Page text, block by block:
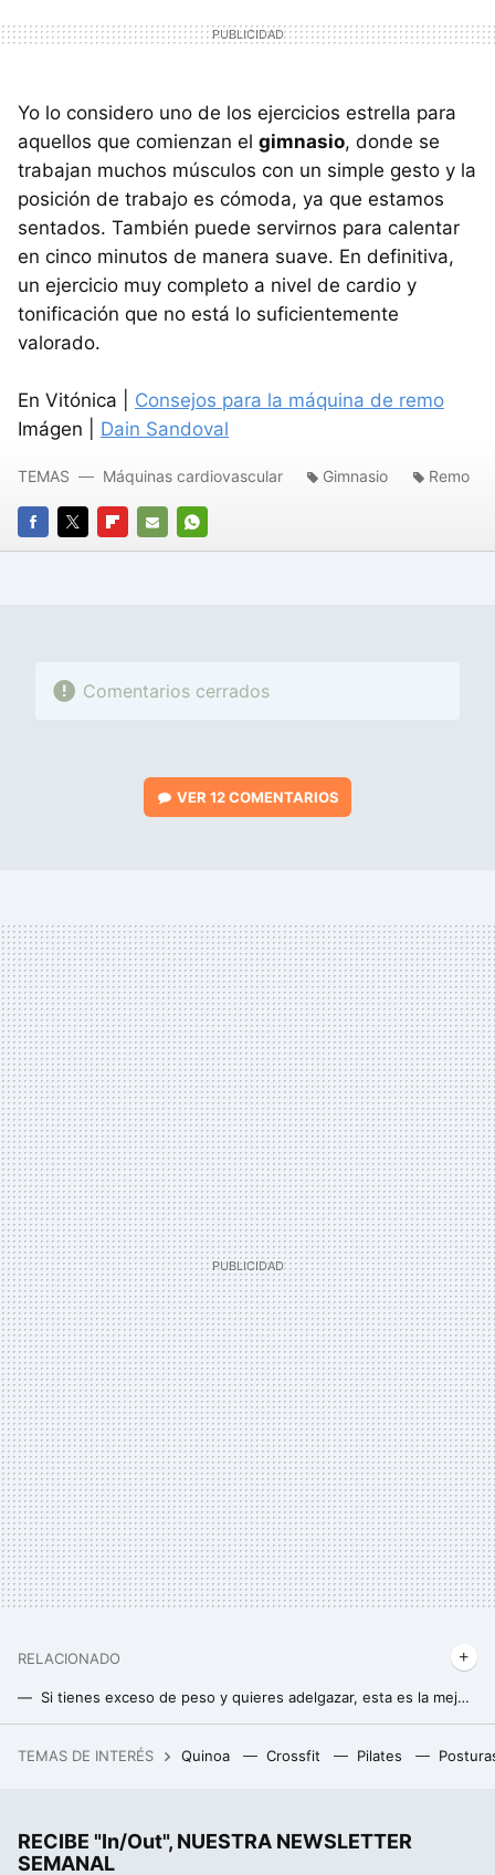
Yo lo considero uno de los ejercicios estrella para
aquellos que comienzan el gimnasio, donde se
trabajan muchos músculos con un simple gesto y la
posición de trabajo es cómoda, ya que estamos
sentados. También puede servirnos para calentar
en cinco minutos de manera suave. En definitiva,
un ejercicio muy completo a nivel de cardio y
tonificación que no está lo suficientemente
valorado.
En Vitónica | Consejos para la máquina de remo
Imágen | Dain Sandoval
FACEBOOK
TWITTERFLIPBOARD
E-
WHATSAPP
TEMAS Máquinas cardiovascular Gimnasio Remo
Comentarios cerrados
VER12 COMENTARIOS
RELACIONADO
Si tienes exceso de peso y quieres adelgazar, esta es la mejor máquina que puedes elegir para entrenar en casa
TEMAS DE INTERÉS Quinoa Crossfit Pilates
RECIBE "In/Out", NUESTRA NEWSLETTER
SEMANAL